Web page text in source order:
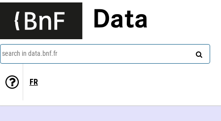
Data
search in data.bnf.fr
FR